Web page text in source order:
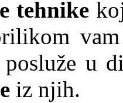
tehnike
u
iz njih.